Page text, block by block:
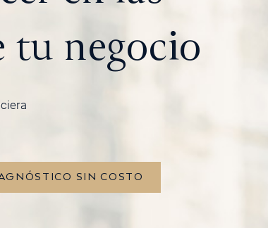
tu negocio
SIN COSTO